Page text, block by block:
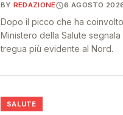
BY REDAZIONE 6 AGOSTO
Dopo il picco che ha
Ministero della Salute
tregua più evidente al Nord.
SALUTE